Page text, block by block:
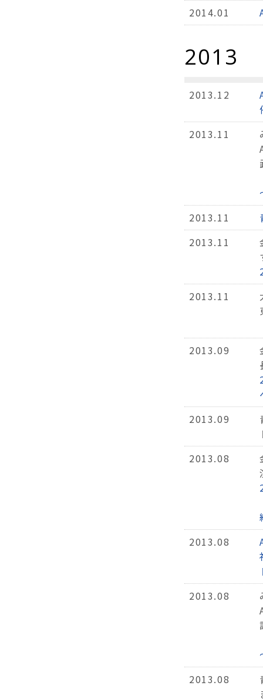
2014.01
2013
2013.12
2013.11
2013.11
2013.11
2013.11
2013.09
2013.09
2013.08
2013.08
2013.08
2013.08